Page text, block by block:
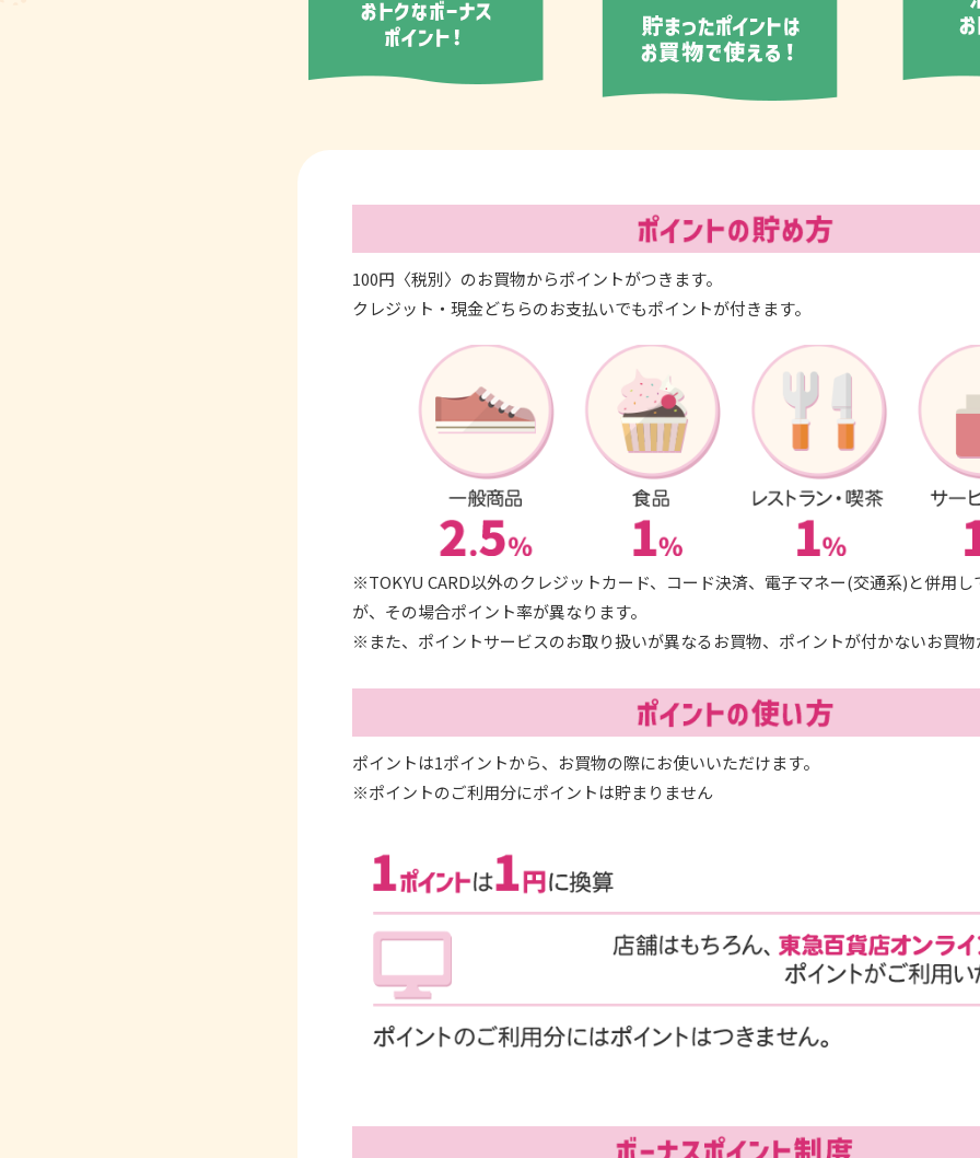
100円〈税別〉のお買物からポイントがつきます。
クレジット・現金どちらのお支払いでもポイントが付きます。
※TOKYU CARD以外のクレジットカード、コード決済、電子マネー(交通系)と併用し
が、その場合ポイント率が異なります。
※また、ポイントサービスのお取り扱いが異なるお買物、ポイントが付かないお買
ポイントは1ポイントから、お買物の際にお使いいただけます。
※ポイントのご利用分にポイントは貯まりません